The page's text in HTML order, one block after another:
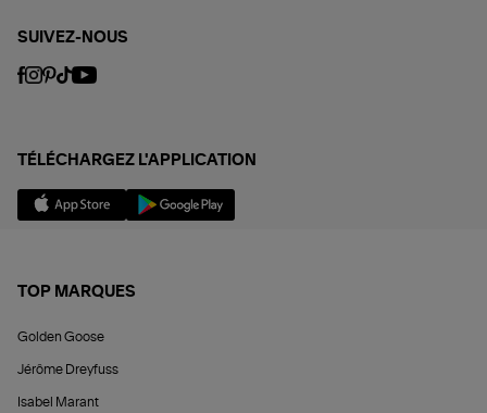
SUIVEZ-NOUS
TÉLÉCHARGEZ L'APPLICATION
TOP MARQUES
Golden Goose
Jérôme Dreyfuss
Isabel Marant